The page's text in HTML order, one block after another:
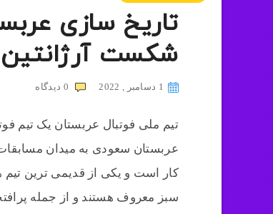
شکست آرژانتین
1 دسامبر , 2022 0 دیدگاه
تیم ملی فوتبال عربستان یک تیم
عربستان سعودی به میدان
کار است و یکی از قدیمی ترین تیم
سبز معروف هستند و از جمله